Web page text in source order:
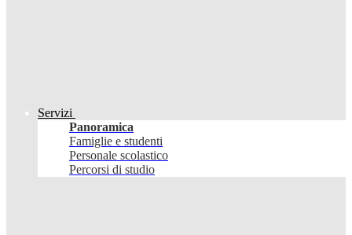
Servizi
Panoramica
Famiglie e studenti
Personale scolastico
Percorsi di studio